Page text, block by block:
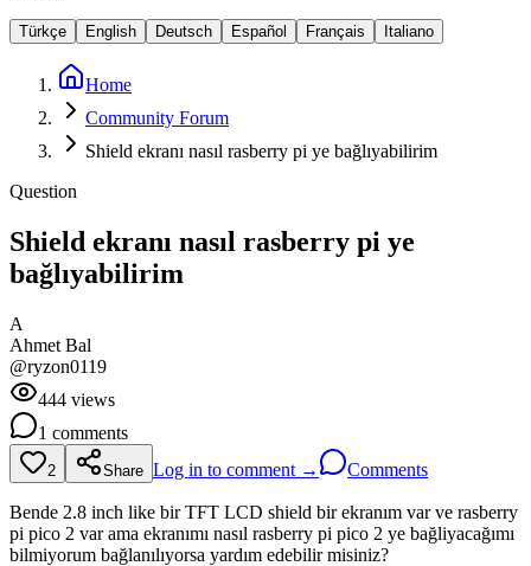
Türkçe English Deutsch Español Français Italiano
Home
Community Forum
Shield ekranı nasıl rasberry pi ye bağlıyabilirim
Question
Shield ekranı nasıl rasberry pi ye
bağlıyabilirim
A
Ahmet Bal
@ryzon0119
444 views
1 comments
2 Share Log in to comment → Comments
Bende 2.8 inch like bir TFT LCD shield bir ekranım var ve rasberry
pi pico 2 var ama ekranımı nasıl rasberry pi pico 2 ye bağliyacağımı
bilmiyorum bağlanılıyorsa yardım edebilir misiniz?